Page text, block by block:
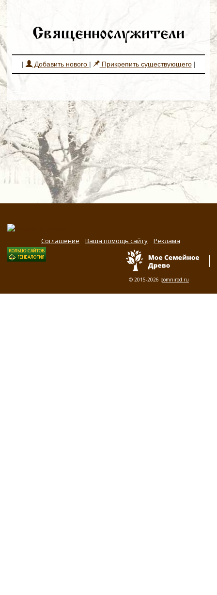
Священнослужители
| Добавить нового | Прикрепить существующего|
Соглашение Ваша помощь сайту Реклама
© 2015-2026 pomnirod.ru